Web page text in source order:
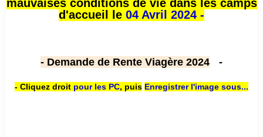
mauvaises conditions de vie dans les camps
d'accueil le 04 Avril 2024 -
- Demande de Rente Viagère 2024 -
- Cliquez droit pour les PC, puis Enregistrer l'image sous...